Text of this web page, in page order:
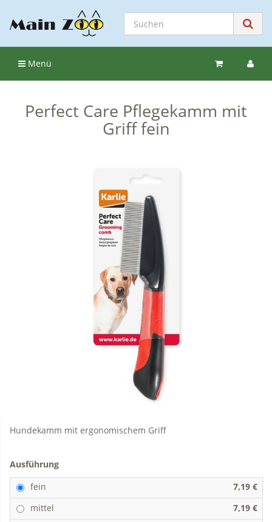
Menü
Perfect Care Pflegekamm mit
Griff fein
Hundekamm mit ergonomischem Griff
Ausführung
fein
7,19 €
mittel
7,19 €